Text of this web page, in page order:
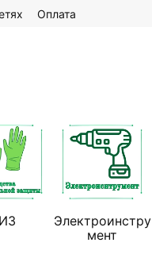
Оплата
Электроинстру
мент